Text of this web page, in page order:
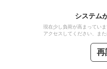
システム
現在少し負荷が高まってい
アクセスしてください、ま
再